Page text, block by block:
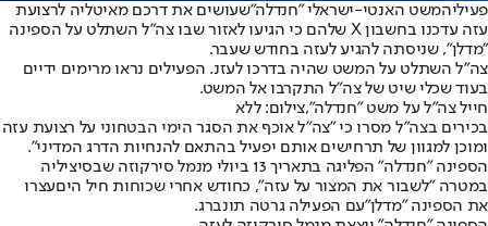
פעיליהמשט האנטי-ישראלי "חנדלה"שעושים את דרכם מאיטליה לרצועת
עזה עדכנו בחשבון X שלהם כי הגיעו לאזור שבו צה"ל השתלט על הספינה
"מדלן", שניסתה להגיע לעזה בחודש שעבר.
צה"ל השתלט על המשט שהיה בדרכו לעזנ. הפעילים נראו מרימים ידיים
בעוד שכלי שיט של צה"ל התקרבו אל המשט.
חייל צה"ל על משט "חנדלה",צילום: ללא
בכירים בצה"ל מסרו כי "צה״ל אוכף את הסגר הימי הבטחוני על רצועת עזה
ומוכן למגוון של תרחישים אותם יפעיל בהתאם להנחיות הדרג המדיני".
הספינה ״חנדלה״ הפליגה בתאריך 13 ביולי מנמל סירקוזה שבסיציליה
במטרה ״לשבור את המצור על עזה״, כחודש אחרי שכוחות חיל היםעצרו
את הספינה ״מדלן״עם הפעילה גרטה תונברג.